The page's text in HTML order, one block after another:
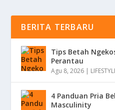
BERITA TERBARU
Tips Betah
Perantau
Agu 8, 2026 |
4 Panduan Pria
Masculinity